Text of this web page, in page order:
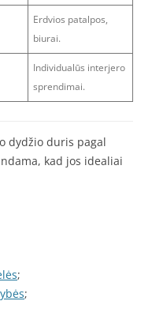
Erdvios patalpos,
biurai.
Individualūs interjero
sprendimai.
dydžio duris pagal
kad jos idealiai
;
;